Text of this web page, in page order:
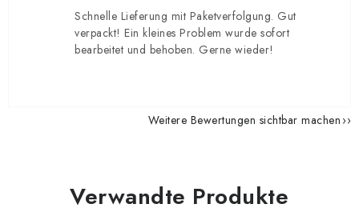
Schnelle Lieferung mit Paketverfolgung. Gut
verpackt! Ein kleines Problem wurde sofort
bearbeitet und behoben. Gerne wieder!
Weitere Bewertungen sichtbar machen
Verwandte Produkte